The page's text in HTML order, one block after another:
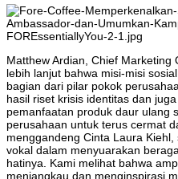
Matthew Ardian, Chief Marketing
lebih lanjut bahwa misi-misi
bagian dari pilar pokok
hasil riset krisis identitas dan
pemanfaatan produk daur ulang
perusahaan untuk terus cermat
menggandeng Cinta Laura
vokal dalam menyuarakan
hatinya. Kami melihat bahwa
menjangkau dan menginspirasi